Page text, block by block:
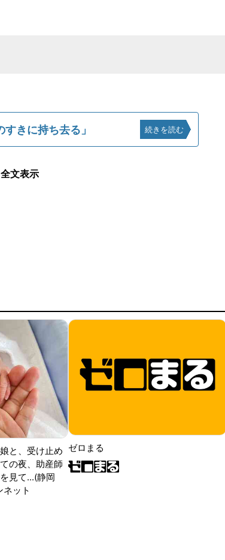
きに持ち去る」 続きを読む
全文表示
と、受け止め
の夜、助産師
見て...(静岡
ット
ゼロまる